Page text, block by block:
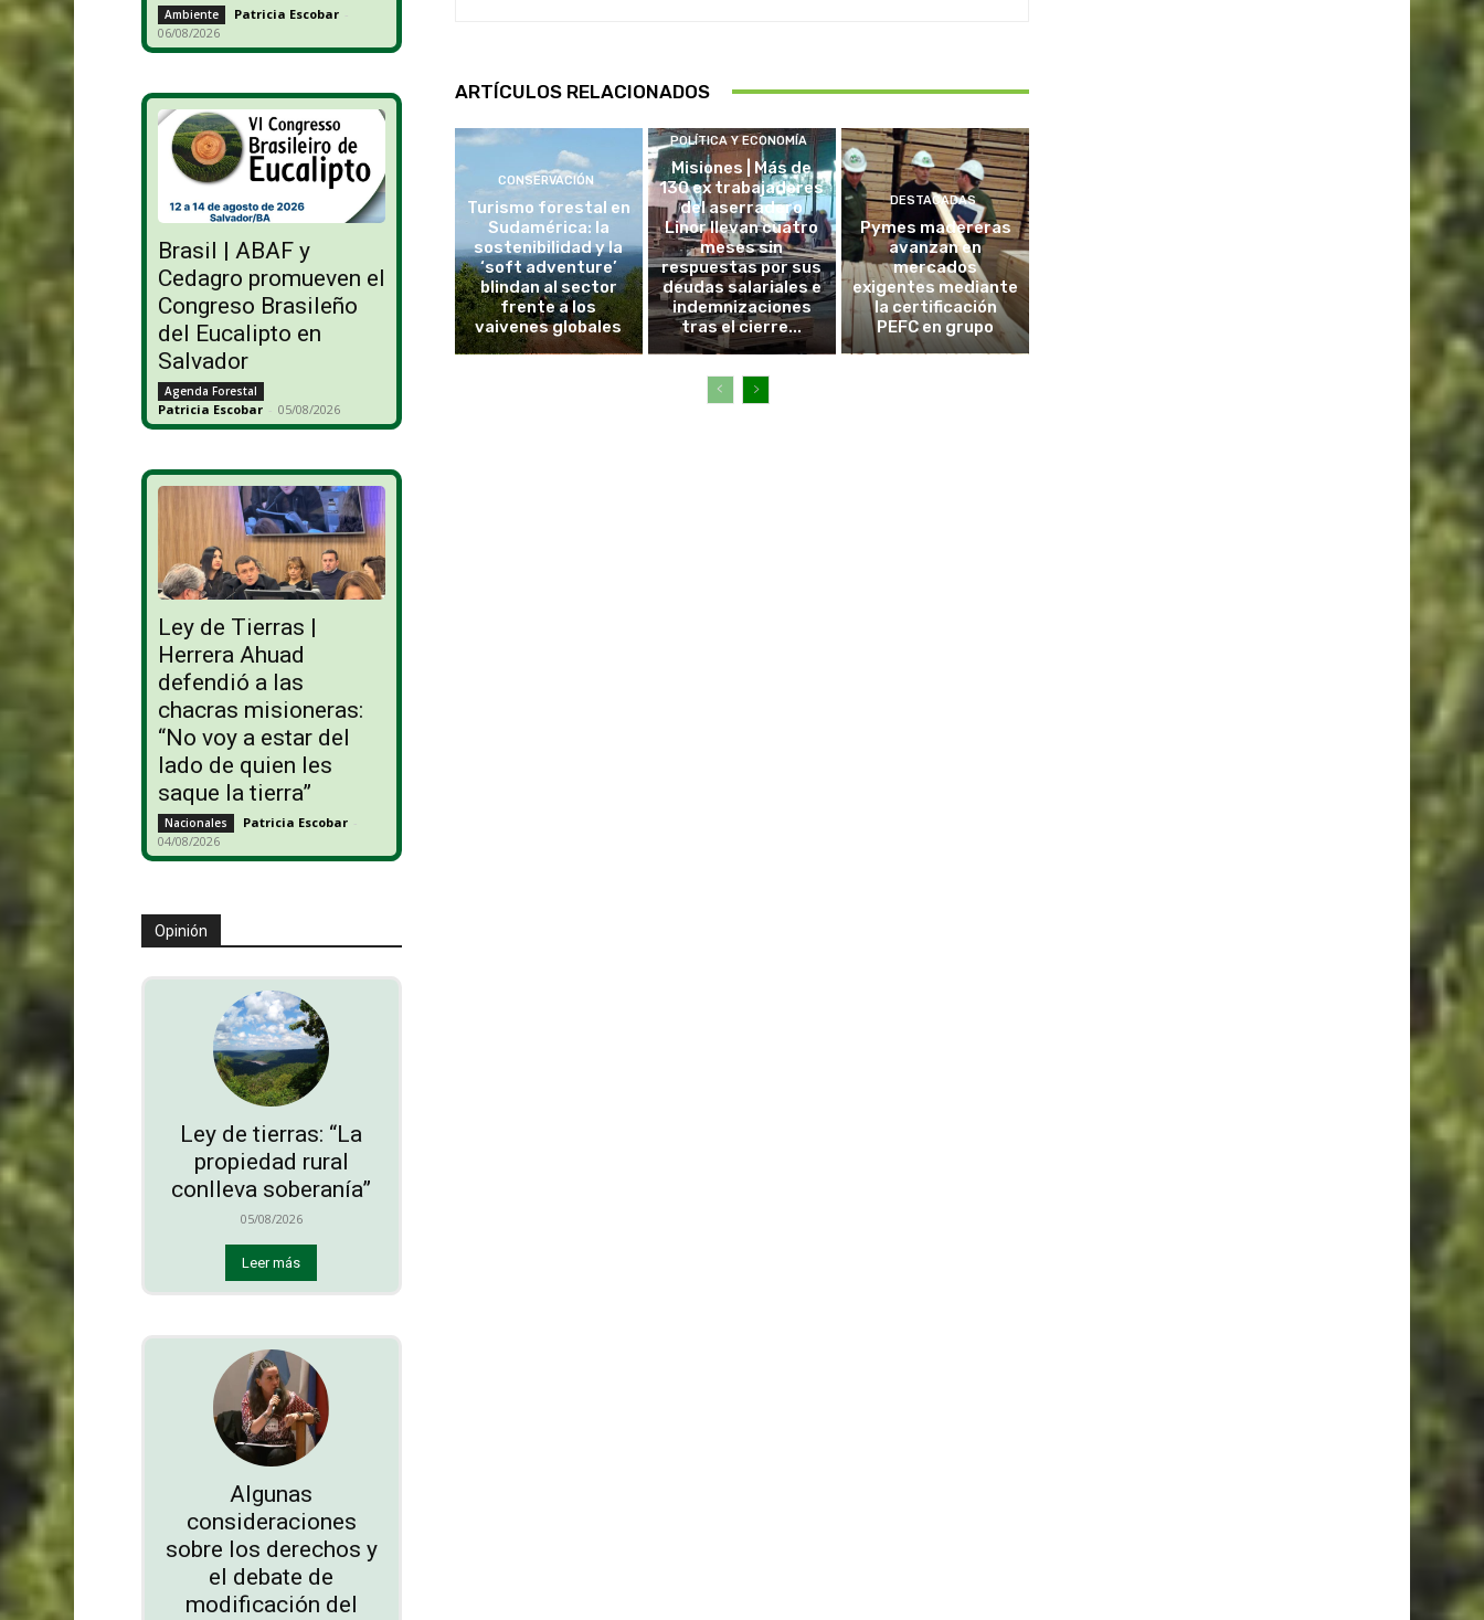
Ambiente Patricia Escobar -
06/08/2026
Brasil | ABAF y
Cedagro promueven el
Congreso Brasileño
del Eucalipto en
Salvador
Agenda Forestal
Patricia Escobar - 05/08/2026
Ley de Tierras |
Herrera Ahuad
defendió a las
chacras misioneras:
“No voy a estar del
lado de quien les
saque la tierra”
Nacionales Patricia Escobar -
04/08/2026
Opinión
Ley de tierras: “La
propiedad rural
conlleva soberanía”
05/08/2026
Leer más
Algunas
consideraciones
sobre los derechos y
el debate de
modificación del
ARTÍCULOS RELACIONADOS
CONSERVACIÓN
Turismo forestal en
Sudamérica: la
sostenibilidad y la
‘soft adventure’
blindan al sector
frente a los
vaivenes globales
POLÍTICA Y ECONOMÍA
Misiones | Más de
130 ex trabajadores
del aserradero
Linor llevan cuatro
meses sin
respuestas por sus
deudas salariales e
indemnizaciones
tras el cierre...
DESTACADAS
Pymes madereras
avanzan en
mercados
exigentes mediante
la certificación
PEFC en grupo